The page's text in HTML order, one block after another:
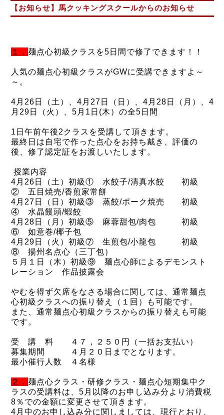
【お知らせ】馬クッキングスクールからのお知らせ
１． 麺点心初級クラスを5日間で修了できます！！
人気の麺点心初級クラスがGWに受講できますよ～
～。
4月26日（土）、4月27日（日）、4月28日（月）、4
月29日（火）、5月1日(木）の全5日間
1日午前午後2クラスを受講して頂きます。
最終日は自宅で作った点心をお持ち戴き、評価の
後、修了認定証をお渡しいたします。
授業内容
4月26日（土）初級① 水餃子/清真水餃 初級
② 五目焼売/香煎家常餅
4月27日（日）初級③ 蒸餃/ポーク焼売 初級
④ 水晶饅頭/蝦餃
4月28日（月）初級⑤ 麻蓉甜包/肉包 初級
⑥ 如意巻/椰子包
4月29日（火）初級⑦ 生煎包/小龍包 初級
⑧ 揚州名点心（三丁包）
５月１日（木）初級⑨ 麺点心師によるデモンスト
レーション 作品披露会
やむを得ず欠席をなさる場合に関しては、通常麺点
心初級クラスへの振り替え（１回）も可能です。
また、通常麺点心初級クラスからの振り替えも可能
です。
受 講 料 ４７，２５０円（一括お支払い）
募集期間 ４月２０日までとなります。
最小催行人数 ４名様
２． 麺点心クラス・研修クラス・麺点心短期集中ク
ラスの受講料は、5月以降のお申し込み分より消費税
8％での金額に変更させて頂きます。
4月中のお申し込み分に関しましては、現行とおり、